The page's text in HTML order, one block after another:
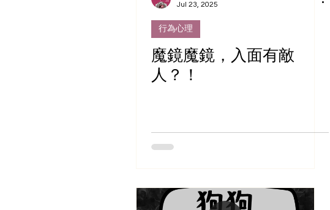
Jul 23, 2025
行為心理
魔鏡魔鏡，入面有敵
人？！